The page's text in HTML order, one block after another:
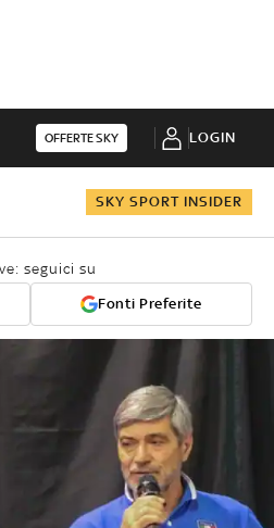
OFFERTE SKY LOGIN
SKY SPORT INSIDER
seguici su
Fonti Preferite